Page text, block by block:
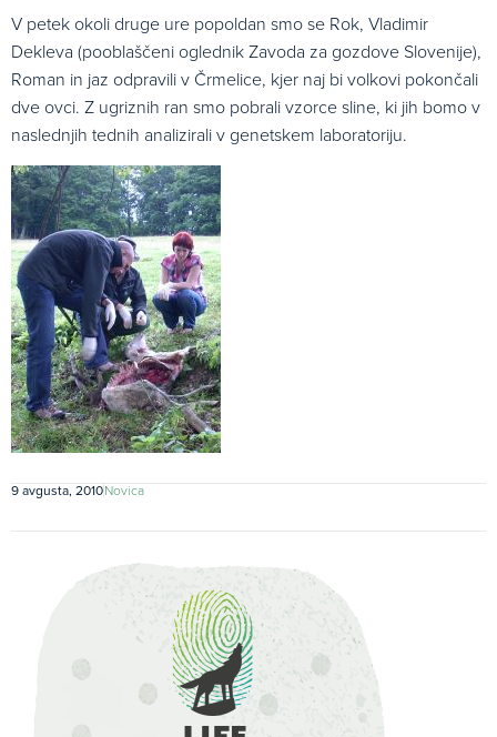
V petek okoli druge ure popoldan smo se Rok, Vladimir
Dekleva (pooblaščeni oglednik Zavoda za gozdove Slovenije),
Roman in jaz odpravili v Črmelice, kjer naj bi volkovi pokončali
dve ovci. Z ugriznih ran smo pobrali vzorce sline, ki jih bomo v
naslednjih tednih analizirali v genetskem laboratoriju.
9 avgusta, 2010Novica